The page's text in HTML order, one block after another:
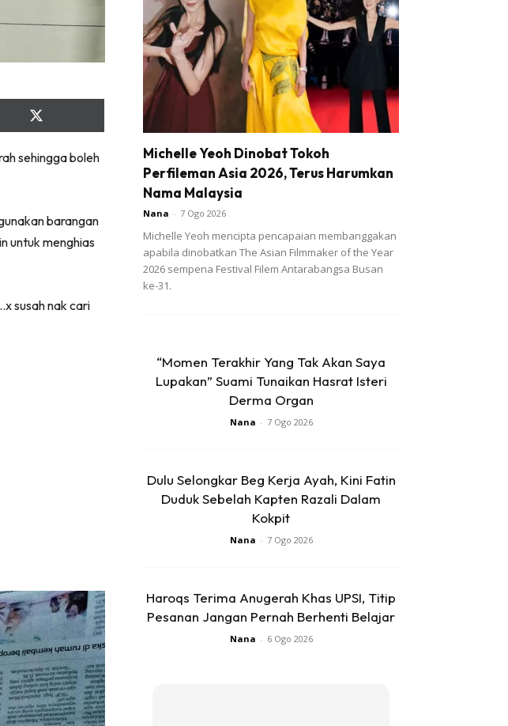
Share
on
(Twitter)
sehingga boleh
barangan
untuk menghias
susah nak cari
Michelle Yeoh Dinobat Tokoh
Perfileman Asia 2026, Terus Harumkan
Nama Malaysia
Nana - 7 Ogo 2026
Michelle Yeoh mencipta pencapaian membanggakan
apabila dinobatkan The Asian Filmmaker of the Year
2026 sempena Festival Filem Antarabangsa Busan
ke-31.
“Momen Terakhir Yang Tak Akan Saya
Lupakan” Suami Tunaikan Hasrat Isteri
Derma Organ
Nana - 7 Ogo 2026
Dulu Selongkar Beg Kerja Ayah, Kini Fatin
Duduk Sebelah Kapten Razali Dalam
Kokpit
Nana - 7 Ogo 2026
Haroqs Terima Anugerah Khas UPSI, Titip
Pesanan Jangan Pernah Berhenti Belajar
Nana - 6 Ogo 2026